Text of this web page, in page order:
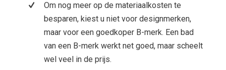
Om nog meer op de materiaalkosten te
besparen, kiest u niet voor designmerken,
maar voor een goedkoper B-merk. Een bad
van een B-merk werkt net goed, maar scheelt
wel veel in de prijs.